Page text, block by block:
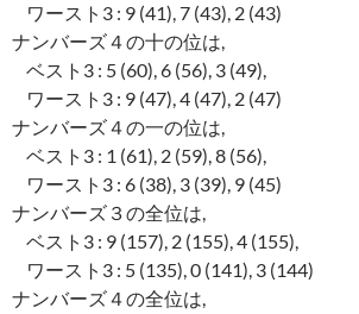
ワースト3 : 9 (41), 7 (43), 2 (43)
ナンバーズ４の十の位は,
ベスト3 : 5 (60), 6 (56), 3 (49),
ワースト3 : 9 (47), 4 (47), 2 (47)
ナンバーズ４の一の位は,
ベスト3 : 1 (61), 2 (59), 8 (56),
ワースト3 : 6 (38), 3 (39), 9 (45)
ナンバーズ３の全位は,
ベスト3 : 9 (157), 2 (155), 4 (155),
ワースト3 : 5 (135), 0 (141), 3 (144)
ナンバーズ４の全位は,